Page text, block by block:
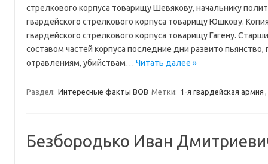
стрелкового корпуса товарищу Шевякову, начальнику
гвардейского стрелкового корпуса товарищу Юшкову.
гвардейского стрелкового корпуса товарищу Гагену.
составом частей корпуса последние дни развито
отравлениям, убийствам… Читать далее »
Раздел: Интересные факты ВОВ Метки: 1-я гвардейская армия ,
Безбородько Иван